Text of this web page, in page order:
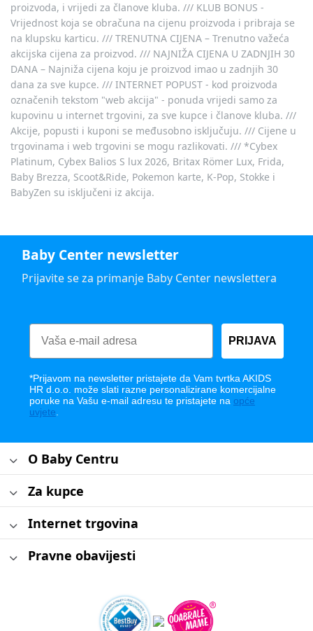
proizvoda, i vrijedi za članove kluba. /// KLUB BONUS -
Vrijednost koja se obračuna na cijenu proizvoda i pribraja se
na klupsku karticu. /// TRENUTNA CIJENA – Trenutno važeća
akcijska cijena za proizvod. /// NAJNIŽA CIJENA U ZADNJIH 30
DANA – Najniža cijena koju je proizvod imao u zadnjih 30
dana za sve kupce. /// INTERNET POPUST - kod proizvoda
označenih tekstom "web akcija" - ponuda vrijedi samo za
kupovinu u internet trgovini, za sve kupce i članove kluba. ///
Akcije, popusti i kuponi se međusobno isključuju. /// Cijene u
trgovinama i web trgovini se mogu razlikovati. /// *Cybex
Platinum, Cybex Balios S lux 2026, Britax Römer Lux, Frida,
Baby Brezza, Scoot&Ride, Pokemon karte, K-Pop, Stokke i
BabyZen su isključeni iz akcija.
Baby Center newsletter
Prijavite se za primanje Baby Center newslettera
PRIJAVA
*Prijavom na newsletter pristajete da Vam tvrtka AKIDS
HR d.o.o. može slati razne personalizirane komercijalne
poruke na Vašu e-mail adresu te pristajete na opće
uvjete
O Baby Centru
Za kupce
Internet trgovina
Pravne obavijesti